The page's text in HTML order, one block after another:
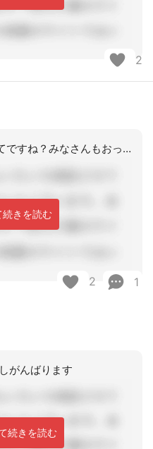
2
お疲れ様です更新研修についてですね？みなさんもおっしゃる通り判断が違う為研修主催
きを読む
2 1
がんばります
続きを読む